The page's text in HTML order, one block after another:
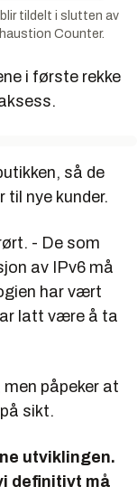
tildelt i slutten av
Counter.
i første rekke
så de
til nye kunder.
- De som
av IPv6 må
har vært
latt være å ta
påpeker at
sikt.
utviklingen.
definitivt må